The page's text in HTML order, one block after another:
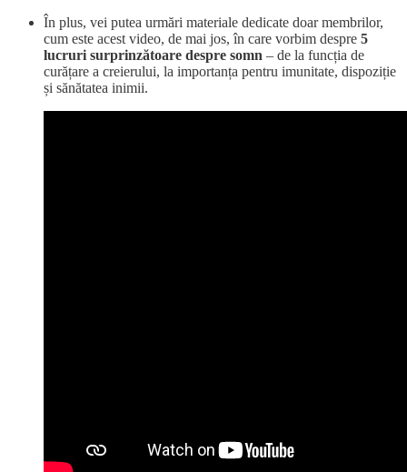
În plus, vei putea urmări materiale dedicate doar membrilor,
cum este acest video, de mai jos, în care vorbim despre 5
lucruri surprinzătoare despre somn – de la funcția de
curățare a creierului, la importanța pentru imunitate, dispoziție
și sănătatea inimii.